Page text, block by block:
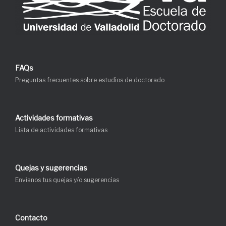
FAQs
Preguntas frecuentes sobre estudios de doctorado
Actividades formativas
Lista de actividades formativas
Quejas y sugerencias
Envíanos tus quejas y/o sugerencias
Contacto